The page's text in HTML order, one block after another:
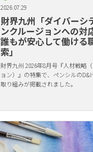
2026.07.29
財界九州「ダイバーシ
ンクルージョンへの対
誰もが安心して働ける
索」
財界九州 2026年8月号『人材戦略
ョン）』の特集で、ペンシルのD&I
取り組みが掲載されました。